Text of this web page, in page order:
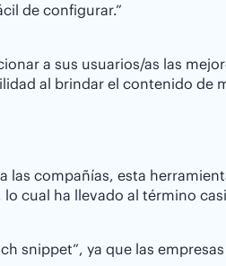
de configurar.”
a sus usuarios/as las
al brindar el contenido de
las compañías, esta
cual ha llevado al término
snippet”, ya que las